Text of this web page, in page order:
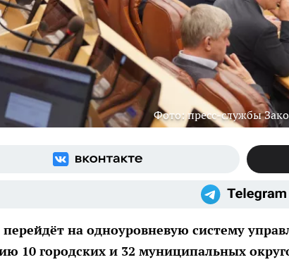
Фото: пресс-службы
перейдёт на одноуровневую систему
10 городских и 32 муниципальных